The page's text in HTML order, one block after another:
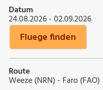
Datum
24.08.2026 - 02.09.2026
Fluege finden
Route
Weeze (NRN) - Faro (FAO)